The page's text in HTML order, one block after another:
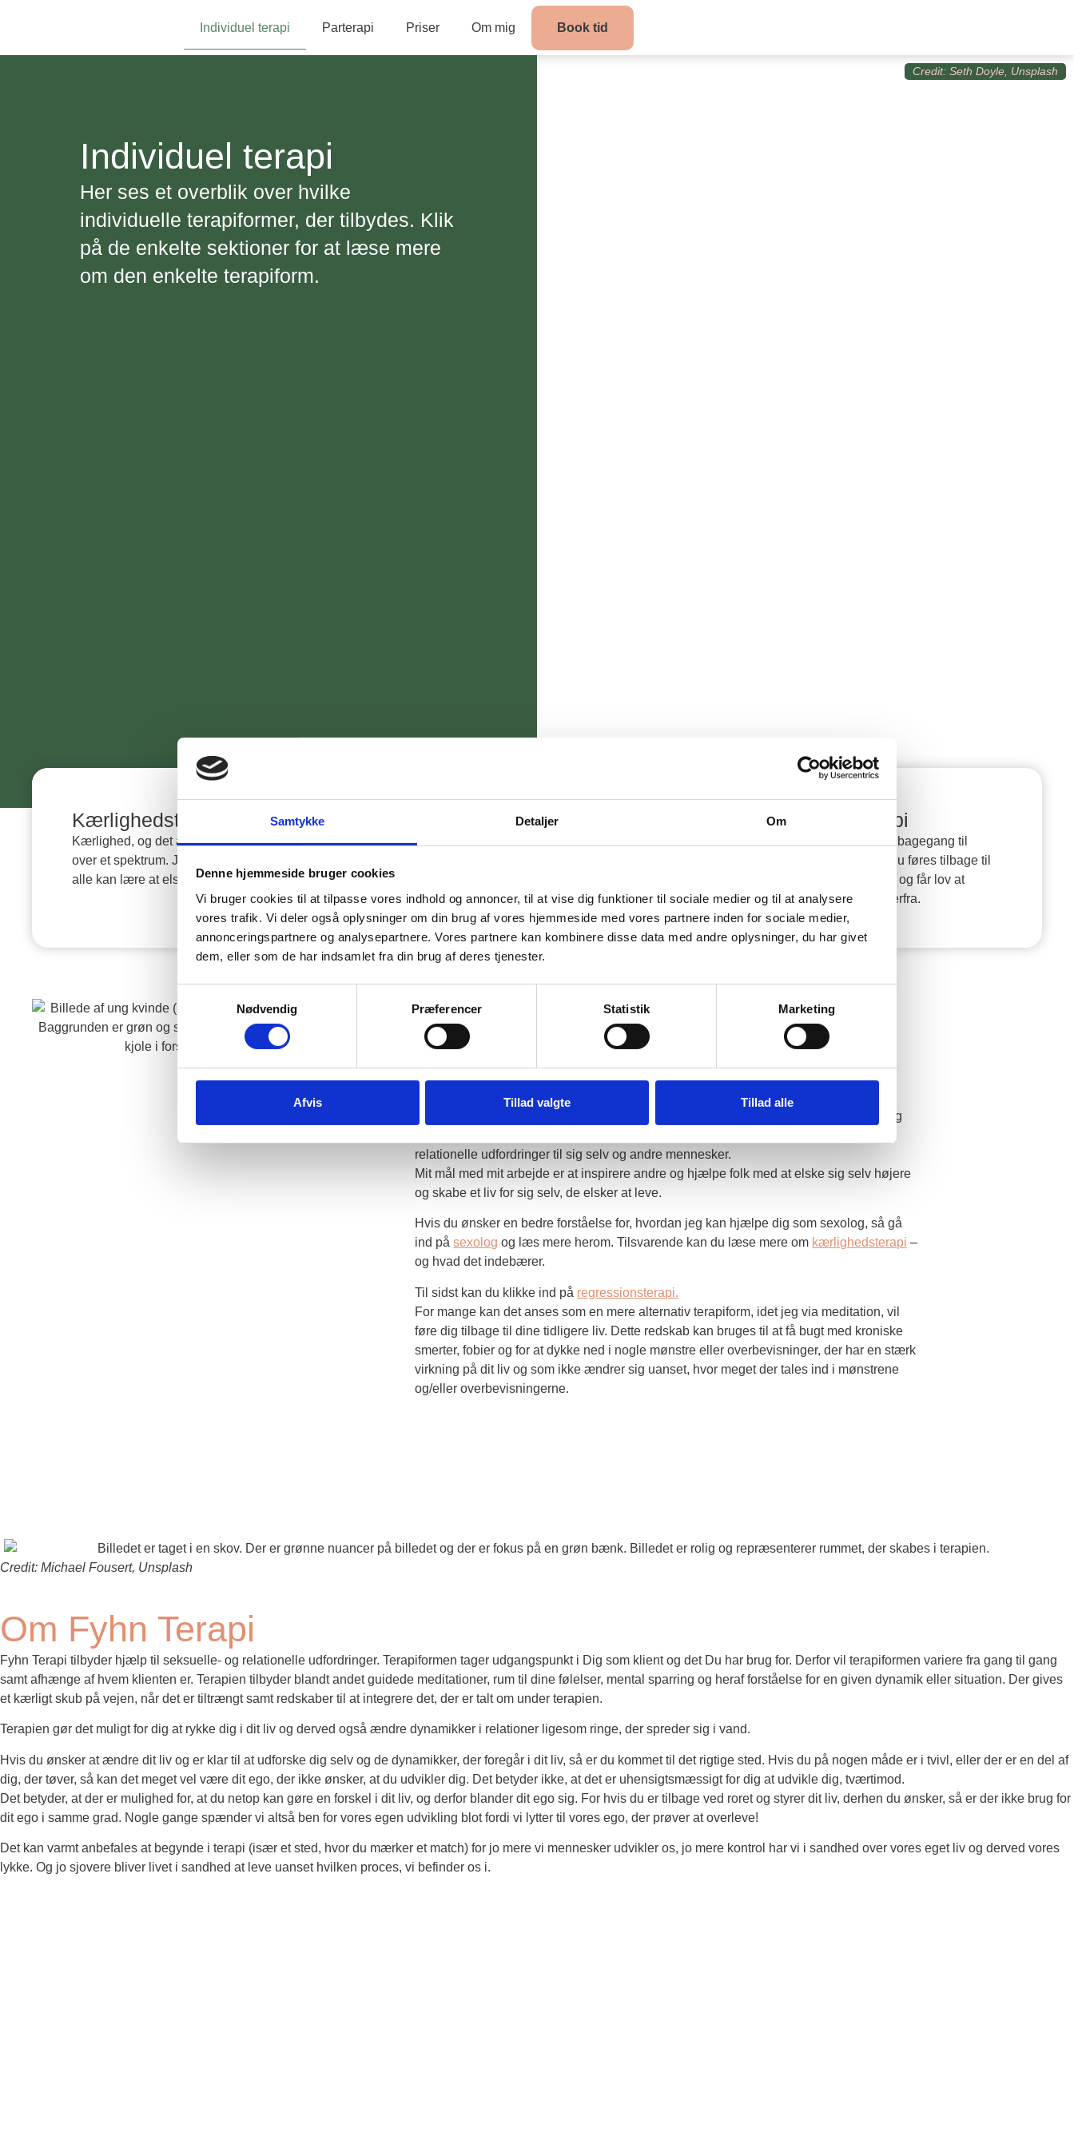
Samtykke Detaljer Om
Denne hjemmeside bruger cookies
Vi bruger cookies til at tilpasse vores indhold og annoncer, til at vise dig funktioner til sociale medier og til at analysere
vores trafik. Vi deler også oplysninger om din brug af vores hjemmeside med vores partnere inden for sociale medier,
annonceringspartnere og analysepartnere. Vores partnere kan kombinere disse data med andre oplysninger, du har givet
dem, eller som de har indsamlet fra din brug af deres tjenester.
Nødvendig
Præferencer Statistik Marketing
Afvis Tillad valgte Tillad alle
Individuel terapi Parterapi Priser Om mig Book tid
Individuel terapi
Her ses et overblik over hvilke
individuelle terapiformer, der tilbydes. Klik
på de enkelte sektioner for at læse mere
om den enkelte terapiform.
Credit: Seth Doyle, Unsplash
Kærlighedsterapi
Kærlighed, og det at elske sig selv, løber
over et spektrum. Jeg tror derfor også, at vi
alle kan lære at elske os selv mere.
For mig handler sex om at skabe nydelse.
udfoldelse og nysgerrighed.
Regressionsterapi
Regression er en mental tilbagegang til
øjeblikke i et tidligere liv. Du føres tilbage til
et tidligere liv, du har levet, og får lov at
opleve det via minderne derfra.
Sexolog og kærlighedsterapeut
Jeg er uddannet sexolog og arbejder som sex- og kærlighedsterapeut. Det betyder, jeg
relationelle udfordringer til sig selv og andre mennesker.
Mit mål med mit arbejde er at inspirere andre og hjælpe folk med at elske sig selv højere
og skabe et liv for sig selv, de elsker at leve.
Hvis du ønsker en bedre forståelse for, hvordan jeg kan hjælpe dig som sexolog, så gå
ind påsexolog og læs mere herom. Tilsvarende kan du læse mere om kærlighedsterapi –
og hvad det indebærer.
Til sidst kan du klikke ind på regressionsterapi.
For mange kan det anses som en mere alternativ terapiform, idet jeg via meditation, vil
føre dig tilbage til dine tidligere liv. Dette redskab kan bruges til at få bugt med kroniske
smerter, fobier og for at dykke ned i nogle mønstre eller overbevisninger, der har en stærk
virkning på dit liv og som ikke ændrer sig uanset, hvor meget der tales ind i mønstrene
og/eller overbevisningerne.
Credit: Michael Fousert, Unsplash
Om Fyhn Terapi
Fyhn Terapi tilbyder hjælp til seksuelle- og relationelle udfordringer. Terapiformen tager udgangspunkt i Dig som klient og det Du har brug for. Derfor vil terapiformen variere fra gang til gang
samt afhænge af hvem klienten er. Terapien tilbyder blandt andet guidede meditationer, rum til dine følelser, mental sparring og heraf forståelse for en given dynamik eller situation. Der gives
et kærligt skub på vejen, når det er tiltrængt samt redskaber til at integrere det, der er talt om under terapien.
Terapien gør det muligt for dig at rykke dig i dit liv og derved også ændre dynamikker i relationer ligesom ringe, der spreder sig i vand.
Hvis du ønsker at ændre dit liv og er klar til at udforske dig selv og de dynamikker, der foregår i dit liv, så er du kommet til det rigtige sted. Hvis du på nogen måde er i tvivl, eller der er en del af
dig, der tøver, så kan det meget vel være dit ego, der ikke ønsker, at du udvikler dig. Det betyder ikke, at det er uhensigtsmæssigt for dig at udvikle dig, tværtimod.
Det betyder, at der er mulighed for, at du netop kan gøre en forskel i dit liv, og derfor blander dit ego sig. For hvis du er tilbage ved roret og styrer dit liv, derhen du ønsker, så er der ikke brug for
dit ego i samme grad. Nogle gange spænder vi altså ben for vores egen udvikling blot fordi vi lytter til vores ego, der prøver at overleve!
Det kan varmt anbefales at begynde i terapi (især et sted, hvor du mærker et match) for jo mere vi mennesker udvikler os, jo mere kontrol har vi i sandhed over vores eget liv og derved vores
lykke. Og jo sjovere bliver livet i sandhed at leve uanset hvilken proces, vi befinder os i.